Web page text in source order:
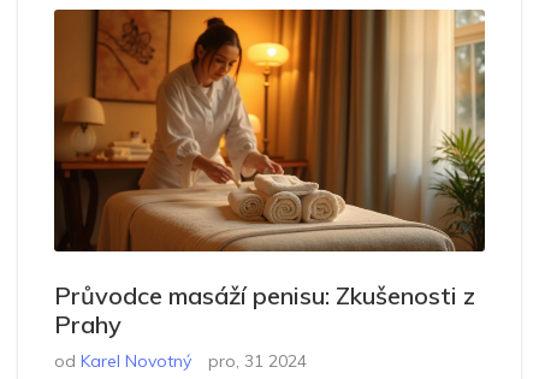
Průvodce masáží penisu: Zkušenosti z
Prahy
od Karel Novotný pro, 31 2024